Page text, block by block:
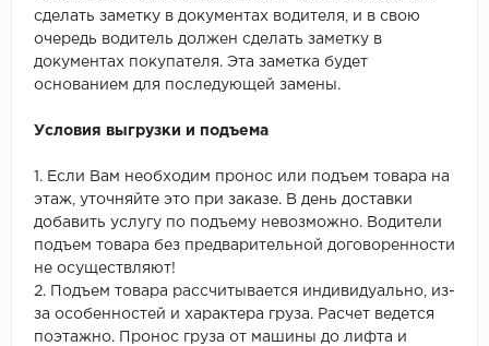
сделать заметку в документах водителя, и в свою
очередь водитель должен сделать заметку в
документах покупателя. Эта заметка будет
основанием для последующей замены.
Условия выгрузки и подъема
1. Если Вам необходим пронос или подъем товара на
этаж, уточняйте это при заказе. В день доставки
добавить услугу по подъему невозможно. Водители
подъем товара без предварительной договоренности
не осуществляют!
2. Подъем товара рассчитывается индивидуально, из-
за особенностей и характера груза. Расчет ведется
поэтажно. Пронос груза от машины до лифта и